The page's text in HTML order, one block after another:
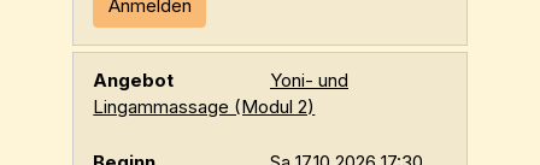
Anmelden
Yoni- und
Lingammassage (Modul 2)